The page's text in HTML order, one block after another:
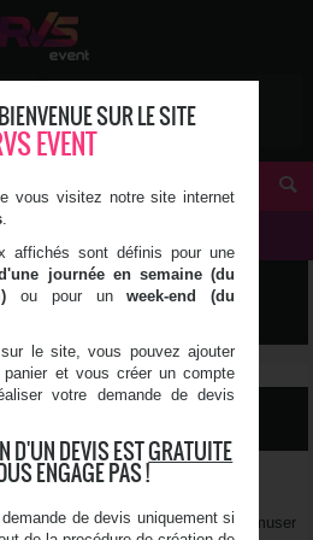
0 article(s)
LES RÉSULTATS
foot, pour animer vos soirées et amuser
SUR LE SITE
EVENT
vous visitez notre site internet
.
affichés sont définis pour une
journée en semaine (du
ou pour unweek-end (du
le site, vous pouvez ajouter
et vous créer un compte
votre demande de devis
D'UN DEVIS ESTGRATUITE
ENGAGE PAS !
de devis uniquement si